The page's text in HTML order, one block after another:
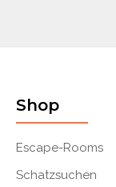
Shop
Escape-Rooms
Schatzsuchen